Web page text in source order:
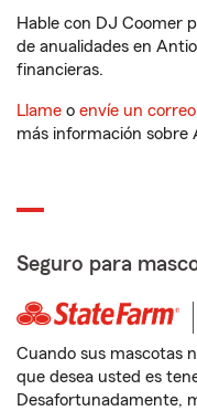
Hable con DJ Coomer
de anualidades en
financieras.
Llame o envíe un
más información sobre
Seguro para
Cuando sus mascotas
que desea usted es
Desafortunadamente,